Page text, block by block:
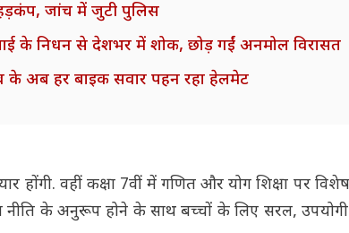
जांच में जुटी पुलिस
के निधन से देशभर में शोक, छोड़ गईं अनमोल विरासत
के अब हर बाइक सवार पहन रहा हेलमेट
वहीं कक्षा 7वीं में गणित और योग शिक्षा पर विशेष
नीति के अनुरूप होने के साथ बच्चों के लिए सरल,